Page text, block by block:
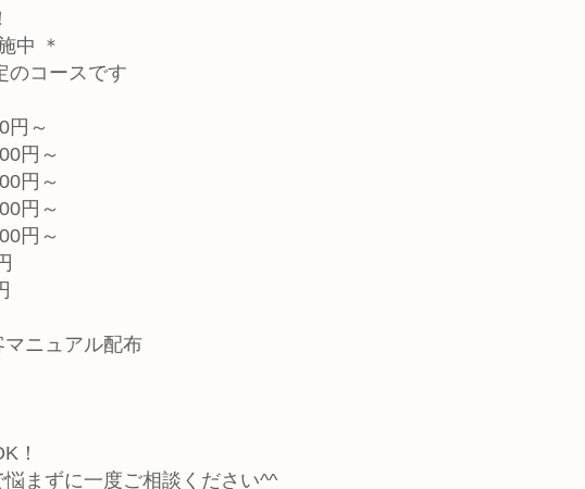
中 ＊
のコースです
～
～
～
～
～
ニュアル配布
！
まずに一度ご相談ください^^